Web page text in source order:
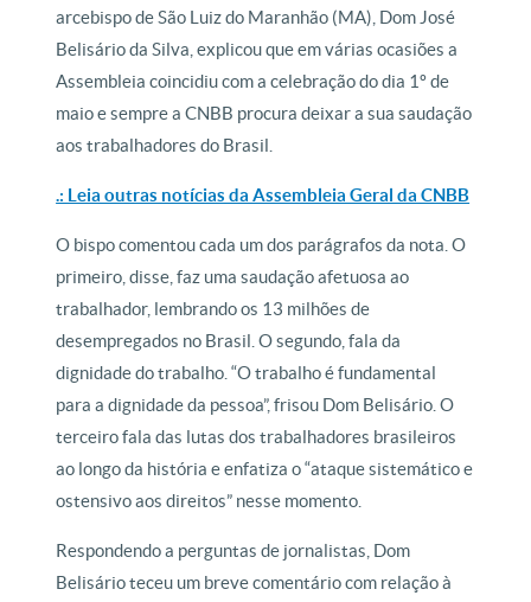
arcebispo de São Luiz do Maranhão (MA), Dom José
Belisário da Silva, explicou que em várias ocasiões a
Assembleia coincidiu com a celebração do dia 1º de
maio e sempre a CNBB procura deixar a sua saudação
aos trabalhadores do Brasil.
.: Leia outras notícias da Assembleia Geral da CNBB
O bispo comentou cada um dos parágrafos da nota. O
primeiro, disse, faz uma saudação afetuosa ao
trabalhador, lembrando os 13 milhões de
desempregados no Brasil. O segundo, fala da
dignidade do trabalho. “O trabalho é fundamental
para a dignidade da pessoa”, frisou Dom Belisário. O
terceiro fala das lutas dos trabalhadores brasileiros
ao longo da história e enfatiza o “ataque sistemático e
ostensivo aos direitos” nesse momento.
Respondendo a perguntas de jornalistas, Dom
Belisário teceu um breve comentário com relação à